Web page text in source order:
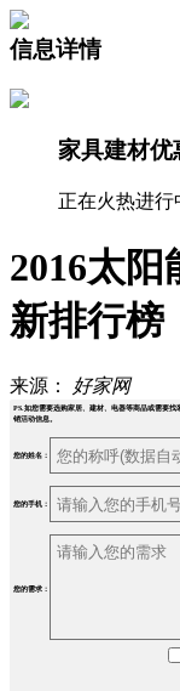
信息详情
家具建材优
正在火热进
2016太
新排行榜
来源： 好家网
PS.如您需要选购家居、建材、电器等商品或需要
销活动信息。
您的姓名：
您的手机：
您的需求：